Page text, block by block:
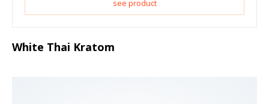
see product
White Thai Kratom